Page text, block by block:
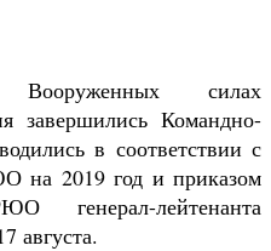
силах
завершились Командно-
в соответствии с
на 2019 год и приказом
генерал-лейтенанта
августа.